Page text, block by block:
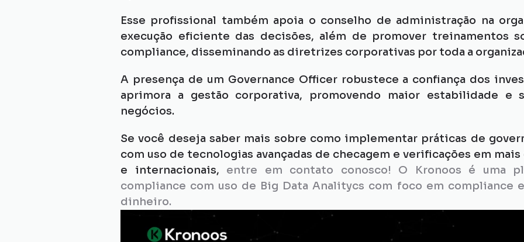
Esse profissional também apoia o conselho de administração na
execução eficiente das decisões, além de promover treinamentos
compliance, disseminando as diretrizes corporativas por toda a
A presença de um Governance Officer robustece a confiança dos
aprimora a gestão corporativa, promovendo maior estabilidade e
negócios.
Se você deseja saber mais sobre como implementar práticas de
com uso de tecnologias avançadas de checagem e verificações em
e internacionais, entre em contato conosco! O Kronoos é uma
compliance com uso de Big Data Analitycs com foco em compliance
dinheiro.